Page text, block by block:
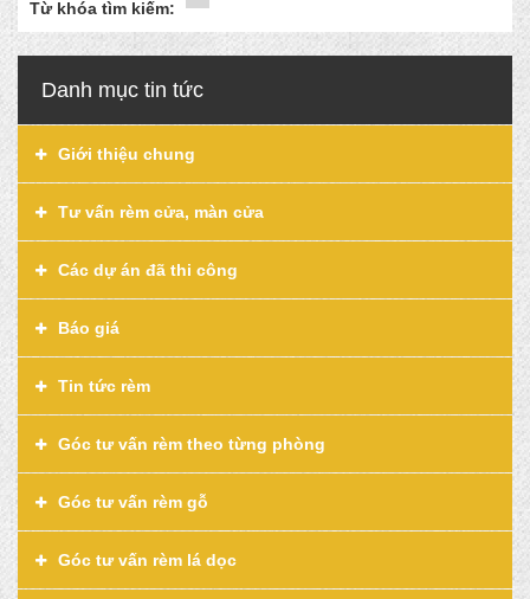
Từ khóa tìm kiếm:
Danh mục tin tức
Giới thiệu chung
Tư vấn rèm cửa, màn cửa
Các dự án đã thi công
Báo giá
Tin tức rèm
Góc tư vấn rèm theo từng phòng
Góc tư vấn rèm gỗ
Góc tư vấn rèm lá dọc